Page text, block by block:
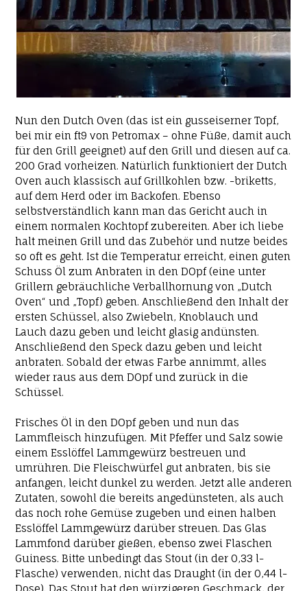
Nun den Dutch Oven (das ist ein gusseiserner Topf,
bei mir ein ft9 von Petromax – ohne Füße, damit auch
für den Grill geeignet) auf den Grill und diesen auf ca.
200 Grad vorheizen. Natürlich funktioniert der Dutch
Oven auch klassisch auf Grillkohlen bzw. -briketts,
auf dem Herd oder im Backofen. Ebenso
selbstverständlich kann man das Gericht auch in
einem normalen Kochtopf zubereiten. Aber ich liebe
halt meinen Grill und das Zubehör und nutze beides
so oft es geht. Ist die Temperatur erreicht, einen guten
Schuss Öl zum Anbraten in den DOpf (eine unter
Grillern gebräuchliche Verballhornung von „Dutch
Oven“ und „Topf) geben. Anschließend den Inhalt der
ersten Schüssel, also Zwiebeln, Knoblauch und
Lauch dazu geben und leicht glasig andünsten.
Anschließend den Speck dazu geben und leicht
anbraten. Sobald der etwas Farbe annimmt, alles
wieder raus aus dem DOpf und zurück in die
Schüssel.
Frisches Öl in den DOpf geben und nun das
Lammfleisch hinzufügen. Mit Pfeffer und Salz sowie
einem Esslöffel Lammgewürz bestreuen und
umrühren. Die Fleischwürfel gut anbraten, bis sie
anfangen, leicht dunkel zu werden. Jetzt alle anderen
Zutaten, sowohl die bereits angedünsteten, als auch
das noch rohe Gemüse zugeben und einen halben
Esslöffel Lammgewürz darüber streuen. Das Glas
Lammfond darüber gießen, ebenso zwei Flaschen
Guiness. Bitte unbedingt das Stout (in der 0,33 l-
Flasche) verwenden, nicht das Draught (in der 0,44 l-